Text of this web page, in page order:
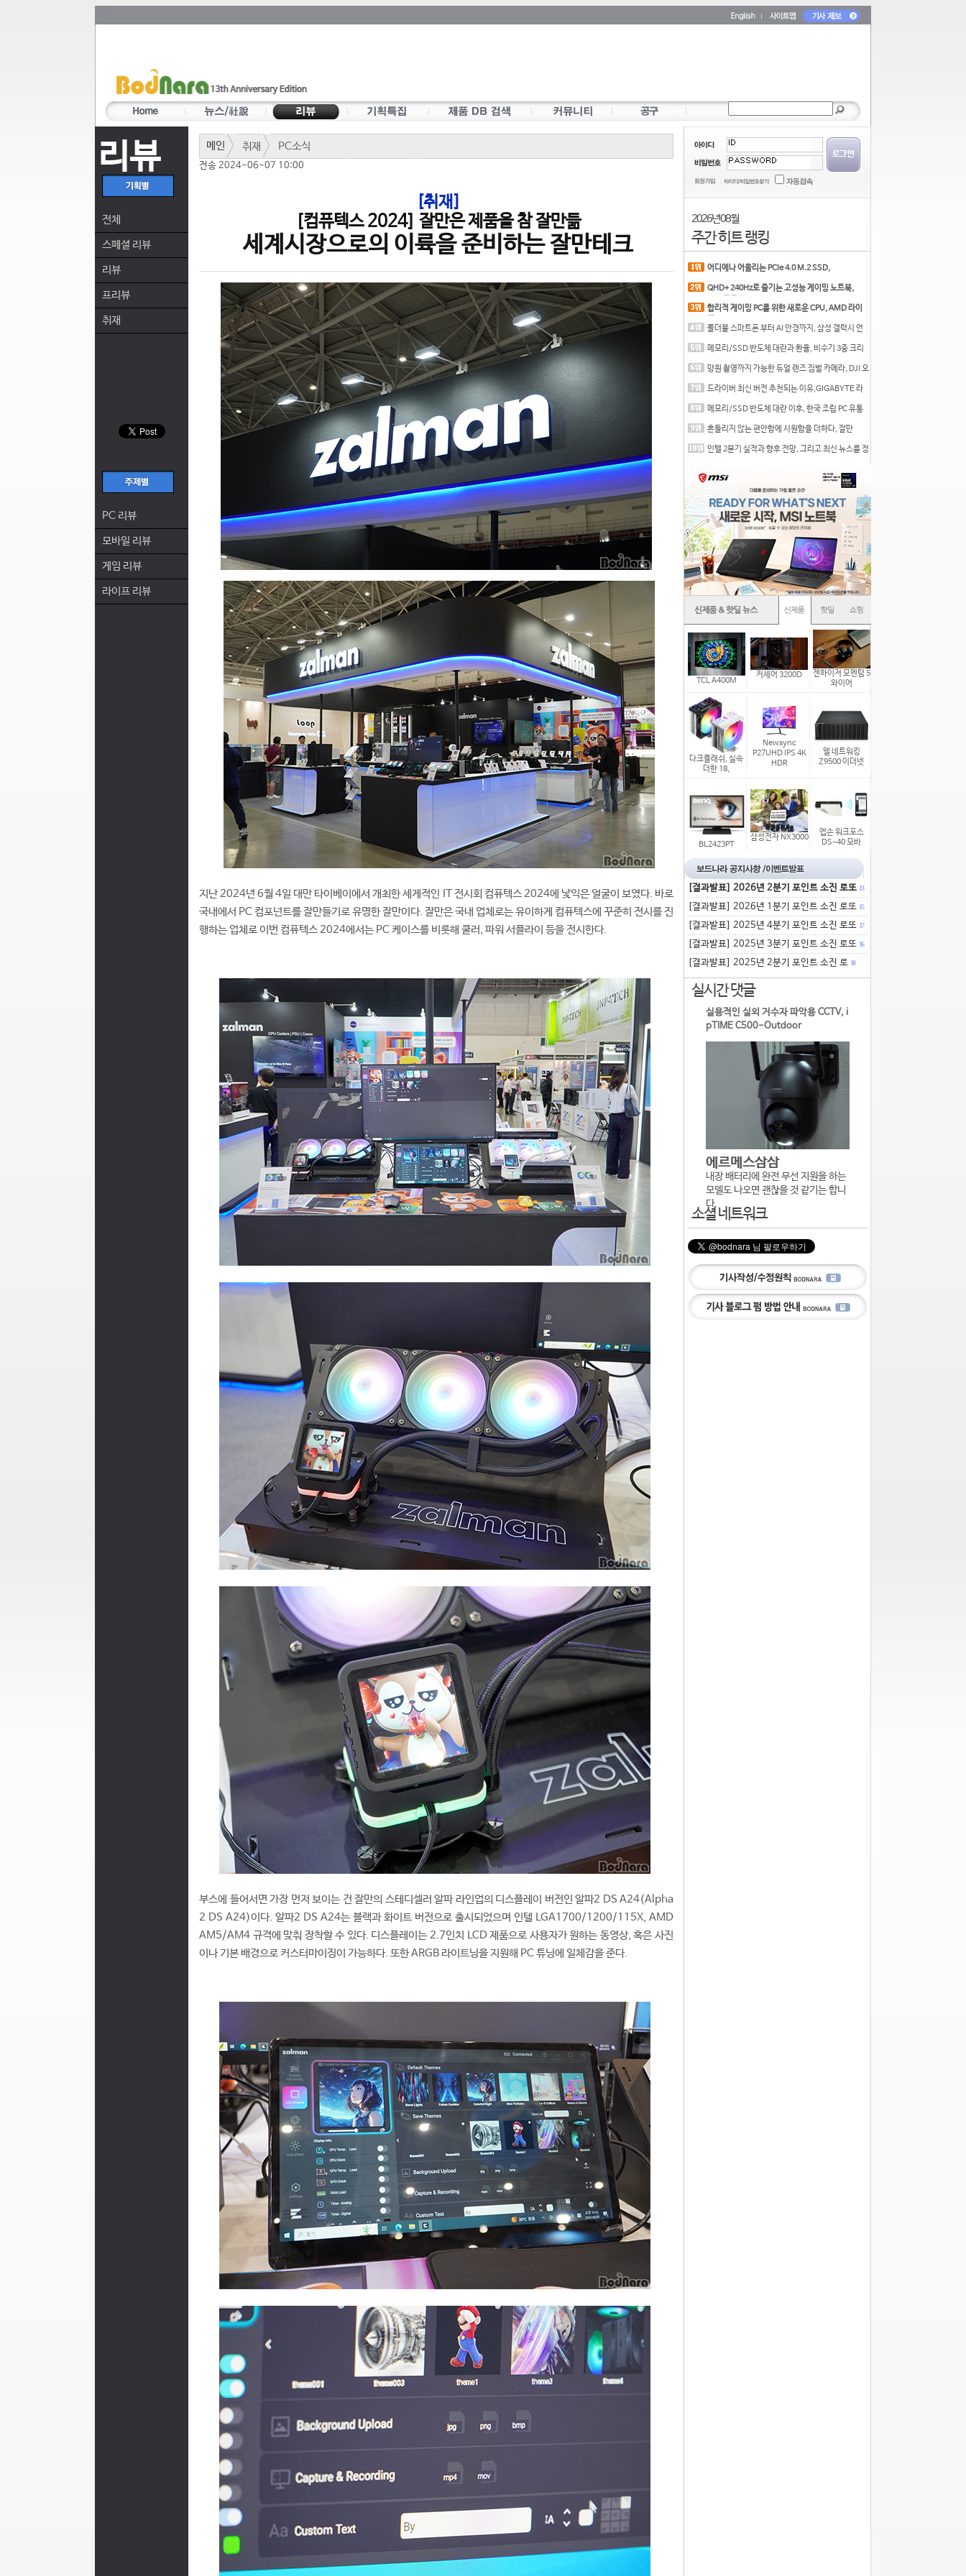
리뷰
전체
스페셜 리뷰
리뷰
프리뷰
취재
PC 리뷰
모바일 리뷰
게임 리뷰
라이프 리뷰
메인 취재 PC소식
전송 2024-06-07 10:00
[취재]
[컴퓨텍스 2024] 잘만은 제품을 참 잘만듦
세계시장으로의 이륙을 준비하는 잘만테크
지난 2024년 6월 4일 대만 타이베이에서 개최한 세게적인 IT 전시회 컴퓨텍스 2024에 낯익은 얼굴이 보였다. 바로
국내에서 PC 컴포넌트를 잘만들기로 유명한 잘만이다. 잘만은 국내 업체로는 유이하게 컴퓨텍스에 꾸준히 전시를 진
행하는 업체로 이번 컴퓨텍스 2024에서는 PC 케이스를 비롯해 쿨러, 파워 서플라이 등을 전시한다.
부스에 들어서면 가장 먼저 보이는 건 잘만의 스테디셀러 알파 라인업의 디스플레이 버전인 알파2 DS A24(Alpha
2 DS A24)이다. 알파2 DS A24는 블랙과 화이트 버전으로 출시되었으며 인텔 LGA1700/1200/115X, AMD
AM5/AM4 규격에 맞춰 장착할 수 있다. 디스플레이는 2.7인치 LCD 제품으로 사용자가 원하는 동영상, 혹은 사진
이나 기본 배경으로 커스터마이징이 가능하다. 또한 ARGB 라이트닝을 지원해 PC 튜닝에 일체감을 준다.
2026년 08월
주간 히트 랭킹
어디에나 어울리는 PCIe 4.0 M.2 SSD,
QHD+ 240Hz로 즐기는 고성능 게이밍 노트북,
합리적 게이밍 PC를 위한 새로운 CPU, AMD 라이
폴더블 스마트폰 부터 AI 안경까지, 삼성 갤럭시 언
메모리/SSD 반도체 대란과 환율, 비수기 3중 크리
망원 촬영까지 가능한 듀얼 렌즈 짐벌 카메라, DJI 오
드라이버 최신 버전 추천되는 이유,GIGABYTE 라
메모리/SSD 반도체 대란 이후, 한국 조립 PC 유통
흔들리지 않는 편안함에 시원함을 더하다, 잘만
인텔 2분기 실적과 향후 전망, 그리고 최신 뉴스를 정
TCL A400M
커세어 3200D
젠하이저 모멘텀 5
와이어
다크플래쉬, 실속
더한 18,
Newsync
P27UHD IPS 4K
HDR
델 네트워킹
Z9500 이더넷
BL2423PT
삼성전자 NX3000
엡손 워크포스
DS-40 모바
[결과발표] 2026년 2분기 포인트 소진 로또 13
[결과발표] 2026년 1분기 포인트 소진 로또 15
[결과발표] 2025년 4분기 포인트 소진 로또 17
[결과발표] 2025년 3분기 포인트 소진 로또 16
[결과발표] 2025년 2분기 포인트 소진 로 18
실시간 댓글
실용적인 실외 거수자 파악용 CCTV, i
pTIME C500-Outdoor
에르메스삼삼
내장 배터리에 완전 무선 지원을 하는
모델도 나오면 괜찮을 것 같기는 합니
다.
소셜 네트워크